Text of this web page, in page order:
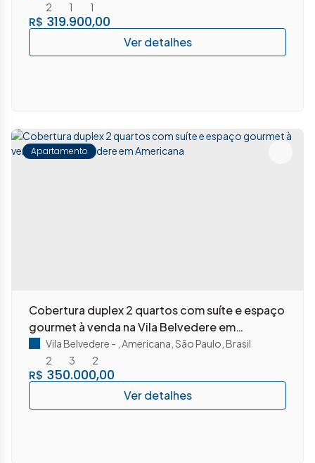
R$ 319.900,00
2
1 1
Apartamento
Cobertura duplex 2 quartos com suíte e espaço
gourmet à venda na Vila Belvedere em
Americana
R$ 350.000,00
Vila Belvedere Americana São Paulo Brasil
2
3 2